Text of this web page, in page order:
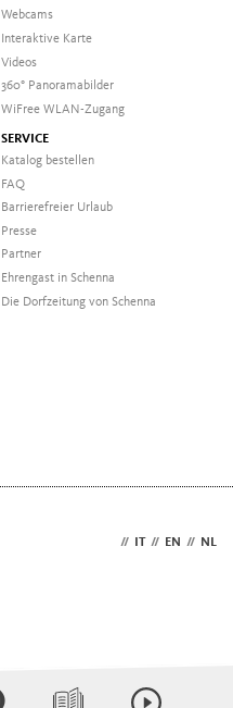
Webcams
Interaktive Karte
Videos
360° Panoramabilder
WiFree WLAN-Zugang
SERVICE
Katalog bestellen
FAQ
Barrierefreier Urlaub
Presse
Partner
Ehrengast in Schenna
Die Dorfzeitung von Schenna
// IT // EN // NL